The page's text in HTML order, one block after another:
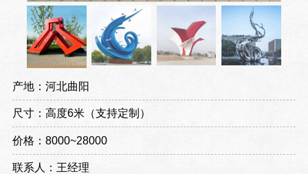
产地：河北曲阳
尺寸：高度6米（支持定制）
价格：8000~28000
联系人：王经理